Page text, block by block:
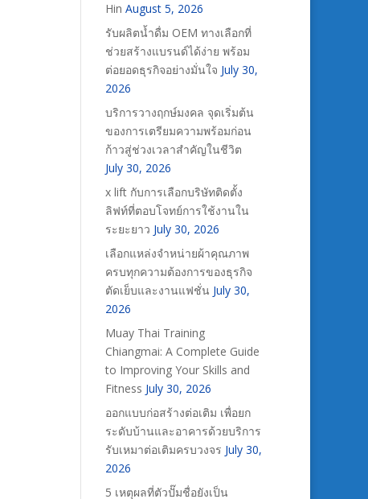
Hin August 5, 2026
รับผลิตน้ำดื่ม OEM ทางเลือกที่
ช่วยสร้างแบรนด์ได้ง่าย พร้อม
ต่อยอดธุรกิจอย่างมั่นใจ July 30,
2026
บริการวางฤกษ์มงคล จุดเริ่มต้น
ของการเตรียมความพร้อมก่อน
ก้าวสู่ช่วงเวลาสำคัญในชีวิต
July 30, 2026
x lift กับการเลือกบริษัทติดตั้ง
ลิฟท์ที่ตอบโจทย์การใช้งานใน
ระยะยาว July 30, 2026
เลือกแหล่งจำหน่ายผ้าคุณภาพ
ครบทุกความต้องการของธุรกิจ
ตัดเย็บและงานแฟชั่น July 30,
2026
Muay Thai Training
Chiangmai: A Complete Guide
to Improving Your Skills and
Fitness July 30, 2026
ออกแบบก่อสร้างต่อเติม เพื่อยก
ระดับบ้านและอาคารด้วยบริการ
รับเหมาต่อเติมครบวงจร July 30,
2026
5 เหตุผลที่ตัวปั๊มชื่อยังเป็น